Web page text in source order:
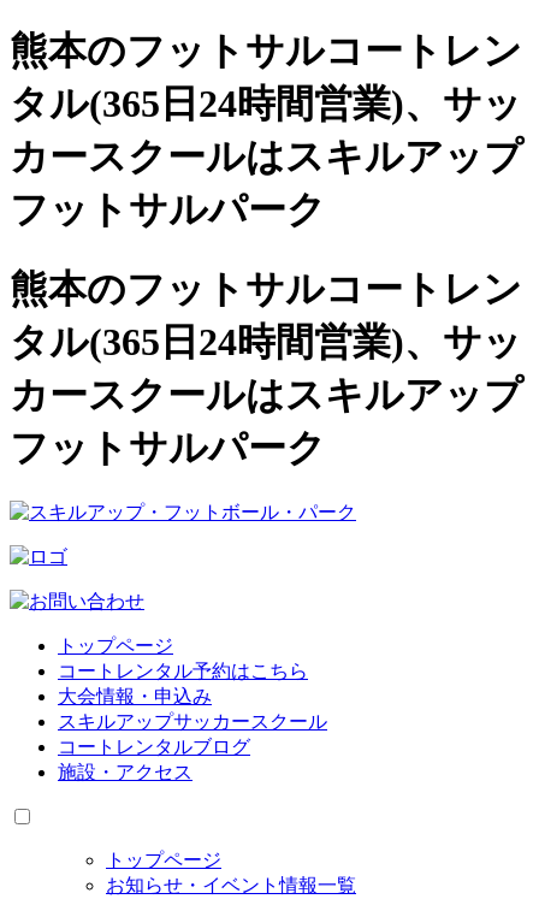
熊本のフットサルコートレン
タル(365日24時間営業)、 サッ
カースクールはスキルアップ
フットサルパーク
熊本のフットサルコートレン
タル(365日24時間営業)、サッ
カースクールはスキルアップ
フットサルパーク
トップページ
コートレンタル予約はこちら
大会情報・申込み
スキルアップサッカースクール
コートレンタルブログ
施設・アクセス
トップページ
お知らせ・イベント情報一覧